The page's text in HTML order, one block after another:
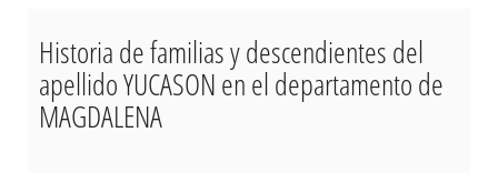
Historia de familias y descendientes del
apellido YUCASON en el departamento de
MAGDALENA